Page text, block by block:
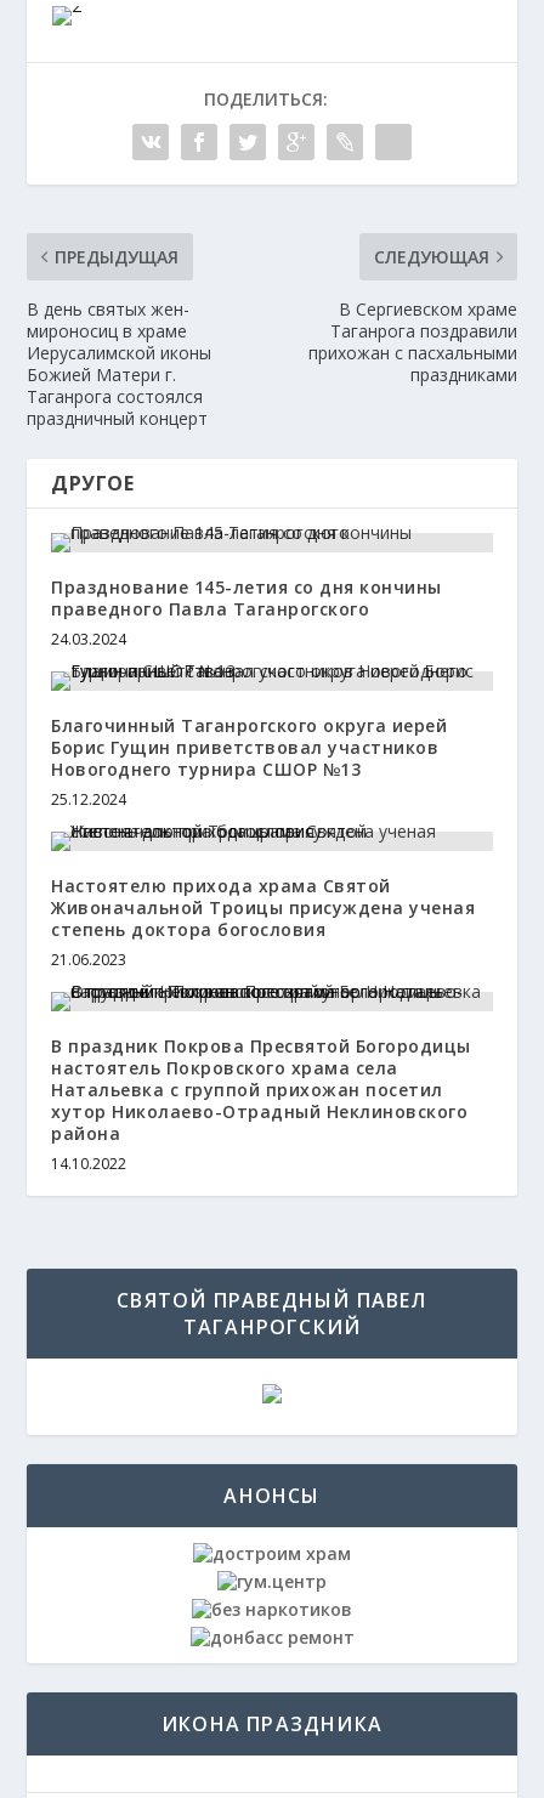
ПОДЕЛИТЬСЯ:
ПРЕДЫДУЩАЯ
В день святых жен-
мироносиц в храме
Иерусалимской иконы
Божией Матери г.
Таганрога состоялся
праздничный концерт
СЛЕДУЮЩАЯ
В Сергиевском храме
Таганрога поздравили
прихожан с пасхальными
праздниками
ДРУГОЕ
Празднование 145-летия со дня кончины
праведного Павла Таганрогского
24.03.2024
Благочинный Таганрогского округа иерей
Борис Гущин приветствовал участников
Новогоднего турнира СШОР №13
25.12.2024
Настоятелю прихода храма Святой
Живоначальной Троицы присуждена ученая
степень доктора богословия
21.06.2023
В праздник Покрова Пресвятой Богородицы
настоятель Покровского храма села
Натальевка с группой прихожан посетил
хутор Николаево-Отрадный Неклиновского
района
14.10.2022
СВЯТОЙ ПРАВЕДНЫЙ ПАВЕЛ
ТАГАНРОГСКИЙ
АНОНСЫ
ИКОНА ПРАЗДНИКА